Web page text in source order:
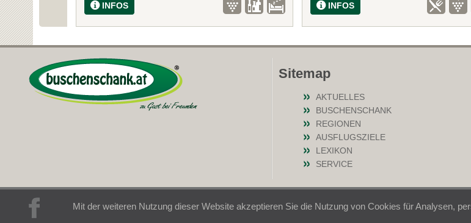
INFOS INFOS
Sitemap
AKTUELLES
BUSCHENSCHANK
REGIONEN
AUSFLUGSZIELE
LEXIKON
SERVICE
Mit der weiteren Nutzung dieser Website akzeptieren Sie die Nutzung von Cookies für Analysen,